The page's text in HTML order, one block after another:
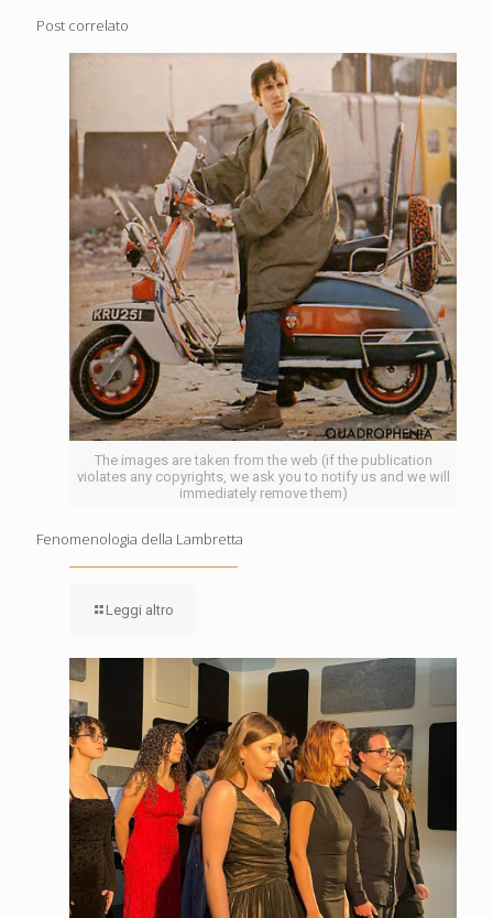
Post correlato
The images are taken from the web (if the publication
violates any copyrights, we ask you to notify us and we will
immediately remove them)
Fenomenologia della Lambretta
Leggi altro